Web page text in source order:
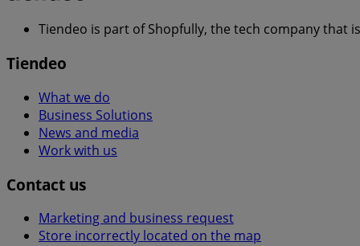
Tiendeo is part of Shopfully, the tech company that
Tiendeo
What we do
Business Solutions
News and media
Work with us
Contact us
Marketing and business request
Store incorrectly located on the map